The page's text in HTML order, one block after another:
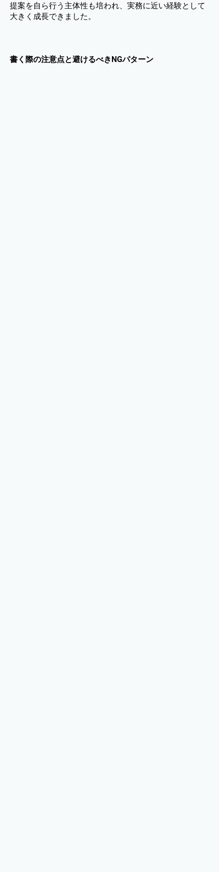
提案を自ら行う主体性も培われ、実務に近い経験として
大きく成長できました。
書く際の注意点と避けるべきNGパターン